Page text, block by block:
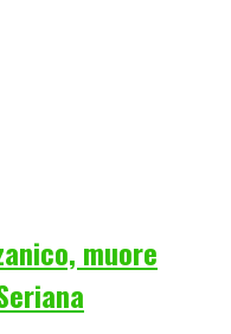
muore